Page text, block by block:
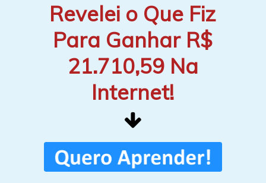
Revelei o Que Fiz
Para Ganhar R$
21.710,59 Na
Internet!